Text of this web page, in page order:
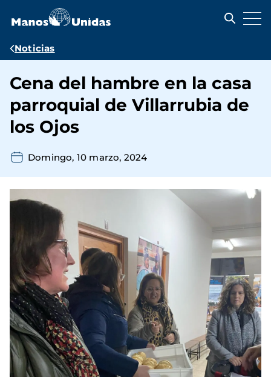
contenido
Ruta
navegación
Noticias
Cena del hambre en la casa
parroquial de Villarrubia de
los Ojos
Domingo, 10 marzo, 2024